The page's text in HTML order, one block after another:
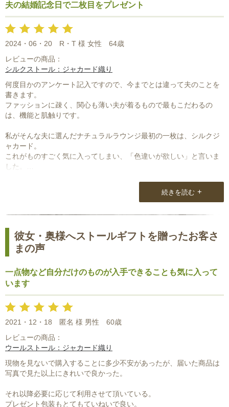
夫の結婚記念日で二枚目をプレゼント
2024・06・20 R・T 様 女性
64歳
レビューの商品：
シルクストール：ジャカード織り
何度目かのアンケート記入ですので、今までとは違って夫のことを
書きます。
ファッションに疎く、関心も薄い夫が着るもので最もこだわるの
は、機能と肌触りです。
私がそんな夫に選んだナチュラルラウンジ最初の一枚は、シルクジ
ャカード。
これがものすごく気に入ってしまい、「色違いが欲しい」と言いま
した。
次の節目の誕生日にはもう少し冒険したデザインの品を選んでみよ
うかと思っています。
「男性ストール専門店」としてスタートしたお店ですからね。
この方向から応援しなくては。
続きを読む +
彼女・奥様へストールギフトを贈ったお客さ
まの声
一点物など自分だけのものが入手できることも気に入って
います
2021・12・18 匿名 様 男性
60歳
レビューの商品：
ウールストール：ジャカード織り
現物を見ないで購入することに多少不安があったが、届いた商品は
写真で見た以上にきれいで良かった。
それ以降必要に応じて利用させて頂いている。
プレゼント包装もとてもていねいで良い。